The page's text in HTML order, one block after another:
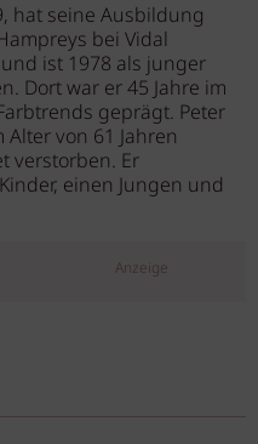
hat seine Ausbildung
bei Vidal
ist 1978 als junger
Dort war er 45 Jahre im
geprägt. Peter
von 61 Jahren
verstorben. Er
einen Jungen und
Anzeige